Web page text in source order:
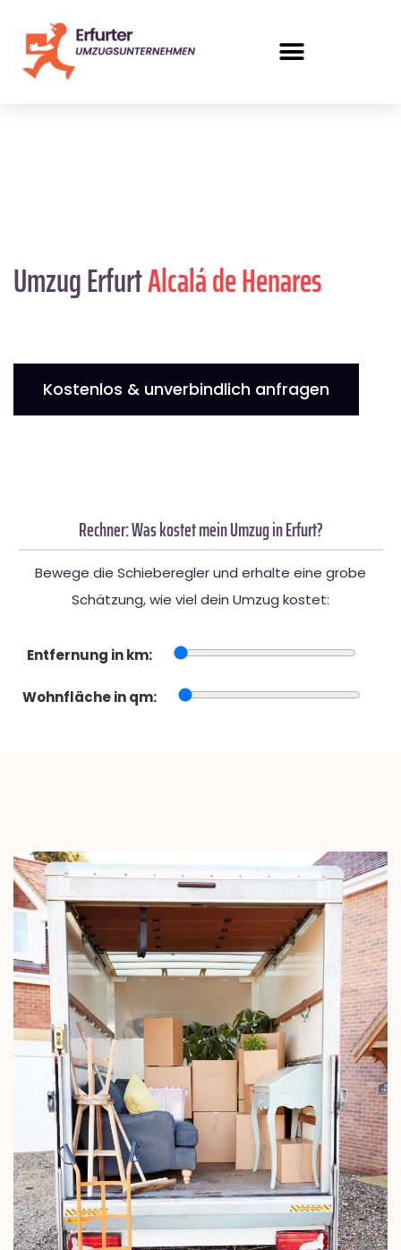
Umzug ErfurtAlcalá de Henares
Kostenlos & unverbindlich anfragen
Rechner: Was kostet mein Umzug in Erfurt?
Bewege die Schieberegler und erhalte eine grobe
Schätzung, wie viel dein Umzug kostet:
Entfernung in km:
Wohnfläche in qm: